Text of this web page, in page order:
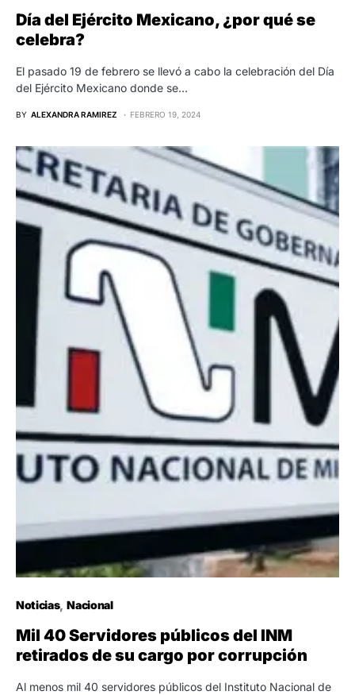
Día del Ejército Mexicano, ¿por qué se
celebra?
El pasado 19 de febrero se llevó a cabo la celebración del Día
del Ejército Mexicano donde se…
BY ALEXANDRA RAMIREZ FEBRERO 19, 2024
Noticias Nacional
Mil 40 Servidores públicos del INM
retirados de su cargo por corrupción
Al menos mil 40 servidores públicos del Instituto Nacional de